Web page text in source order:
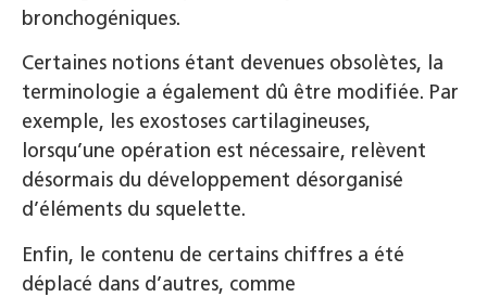
bronchogéniques.
Certaines notions étant devenues obsolètes, la
terminologie a également dû être modifiée. Par
exemple, les exostoses cartilagineuses,
lorsqu’une opération est nécessaire, relèvent
désormais du développement désorganisé
d’éléments du squelette.
Enfin, le contenu de certains chiffres a été
déplacé dans d’autres, comme